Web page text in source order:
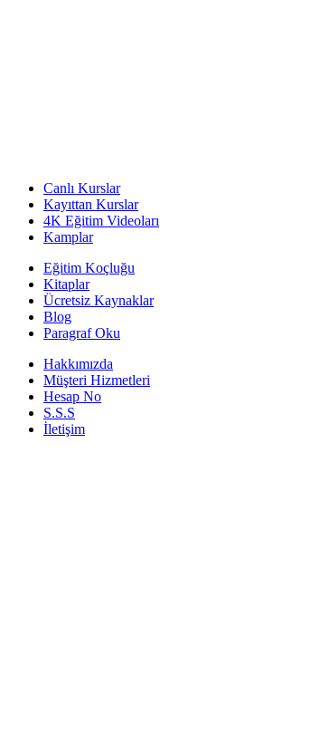
Canlı Kurslar
Kayıttan Kurslar
4K Eğitim Videoları
Kamplar
Eğitim Koçluğu
Kitaplar
Ücretsiz Kaynaklar
Blog
Paragraf Oku
Hakkımızda
Müşteri Hizmetleri
Hesap No
S.S.S
İletişim